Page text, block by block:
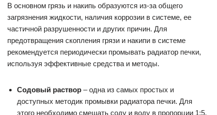
В основном грязь и накипь образуются из-за общего
загрязнения жидкости, наличия коррозии в системе, ее
частичной разрушенности и других причин. Для
предотвращения скопления грязи и накипи в системе
рекомендуется периодически промывать радиатор печки,
используя эффективные средства и методы.
Содовый раствор – одна из самых простых и
доступных методик промывки радиатора печки. Для
этого необходимо смешать соду и воду в пропорции 1:5,